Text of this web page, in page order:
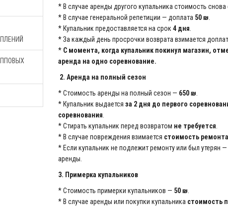
* В случае аренды другого купальника стоимость снова
* В случае генеральной репетиции — доплата 50 ₪
* Купальник предоставляется на срок 4 дня
* За каждый день просрочки возврата взимается
* С момента, когда купальник покинул магазин,
аренда на одно соревнование.
2. Аренда на полный сезон
* Стоимость аренды на полный сезон — 650 ₪
* Купальник выдается за 2 дня до первого
соревнования
* Стирать купальник перед возвратом не требуется
* В случае повреждения взимается стоимость ремонта
* Если купальник не подлежит ремонту или был утерян —
аренды.
3. Примерка купальников
* Стоимость примерки купальников — 50 ₪
* В случае аренды или покупки купальника стоимость